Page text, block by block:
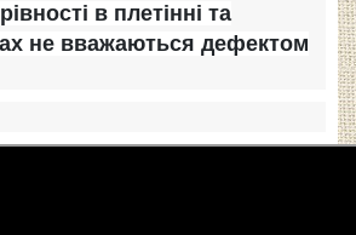
в плетінні та
не вважаються дефектом